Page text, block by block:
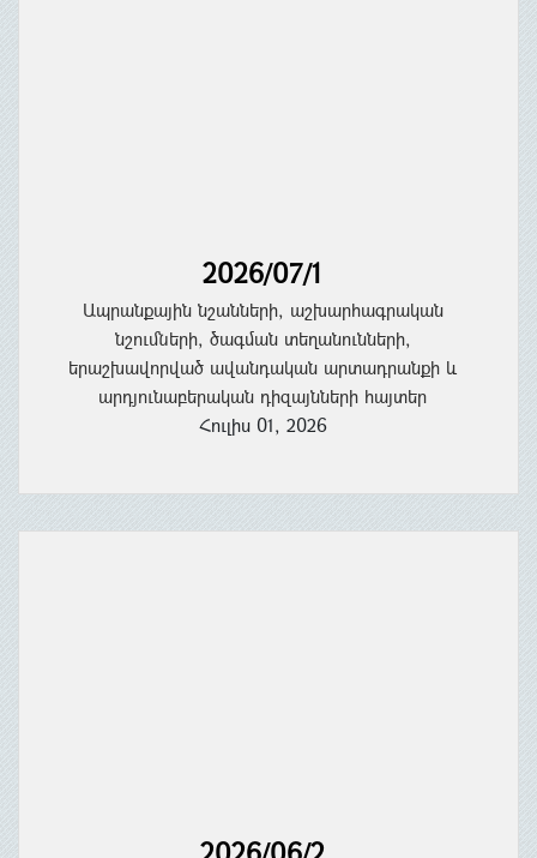
2026/07/1
Ապրանքային նշանների, աշխարհագրական
նշումների, ծագման տեղանունների,
երաշխավորված ավանդական արտադրանքի և
արդյունաբերական դիզայնների հայտեր
Հուլիս 01, 2026